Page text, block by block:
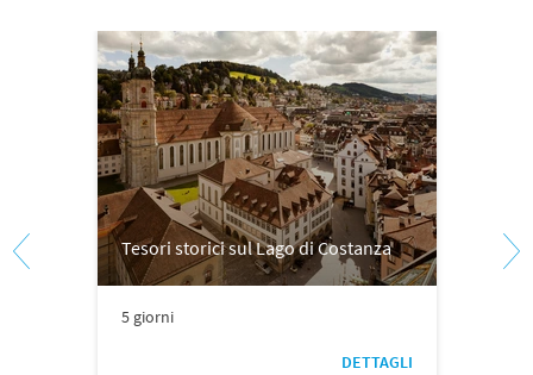
Tesori storici sul Lago di Costanza
5 giorni
DETTAGLI